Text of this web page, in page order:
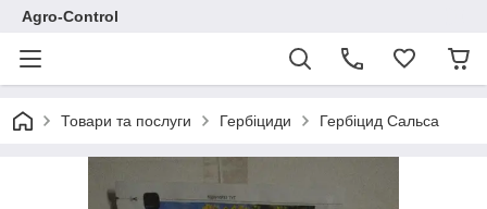
Agro-Control
Товари та послуги Гербіциди Гербіцид Сальса